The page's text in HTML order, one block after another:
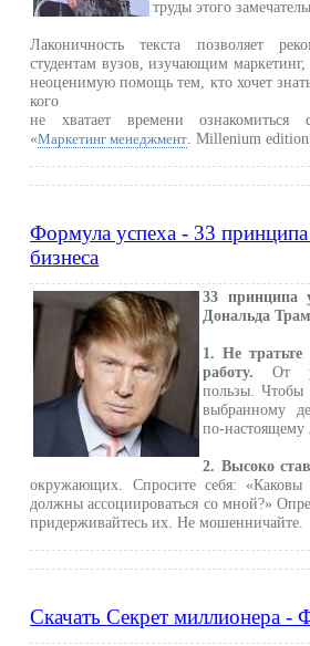
труды этого
Лаконичность текста позволяет
студентам вузов, изучающим
неоценимую помощь тем, кто хочет
кого
не хватает времени
«Маркетинг менеджмент . Millenium
Формула успеха - 33
бизнеса
33 принципа
Дональда
1. Не
работу. От
пользы. Чтобы
выбранному
по-настоящему
2. Высоко
окружающих. Спросите себя: «Каковы
должны ассоциироваться со мной?»
придерживайтесь их. Не мошенничайте.
Скачать Секрет миллионера